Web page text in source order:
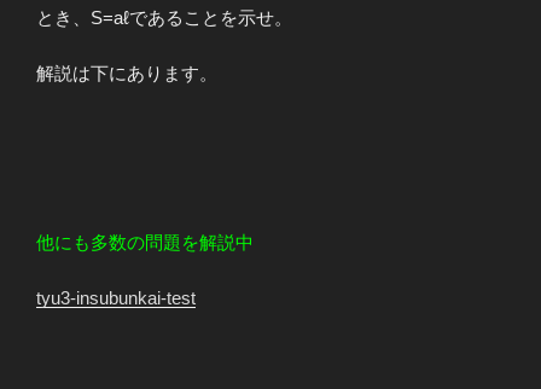
とき、S=aℓであることを示せ。
解説は下にあります。
他にも多数の問題を解説中
tyu3-insubunkai-test